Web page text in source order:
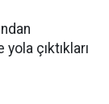
çıktıkları